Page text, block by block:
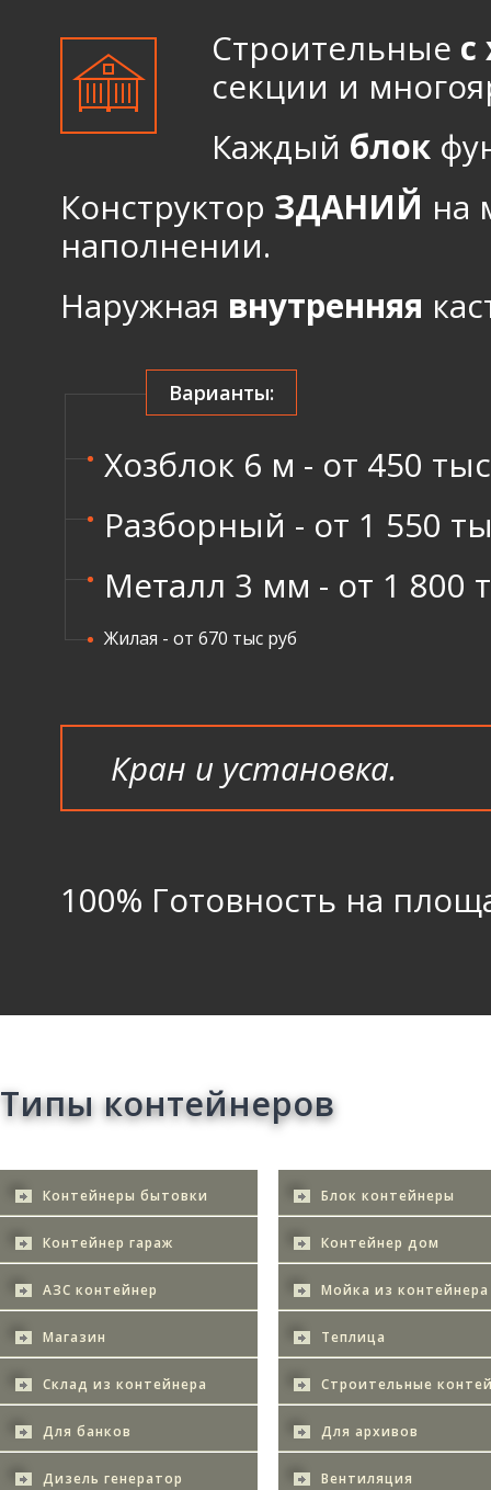
Строительные с
секции и
Каждый блок
Конструктор ЗДАНИЙ на
наполнении.
Наружная внутренняя
Варианты:
Хозблок 6 м - от 450
Разборный - от 1 550
Металл 3 мм - от 1 800
Жилая - от 670 тыс руб
Кран и установка.
100% Готовность на
Типы контейнеров
Контейнеры бытовки Блок контейнеры
Контейнер гараж Контейнер дом
АЗС контейнер Мойка из контейнера
Магазин Теплица
Склад из контейнера Строительные
Для банков Для архивов
Дизель генератор Вентиляция